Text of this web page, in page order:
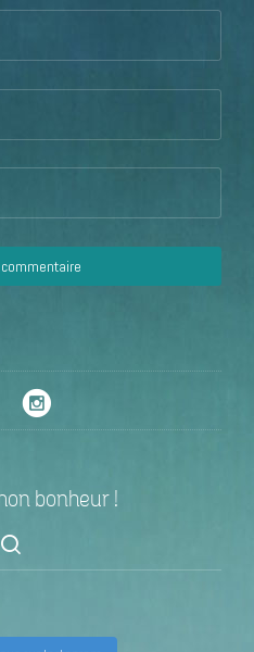
bonheur !